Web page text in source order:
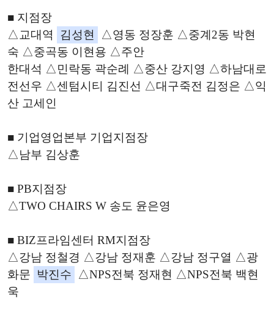
■ 지점장
△교대역
김성현
△영동 정장훈 △중계2동 박현
숙 △중곡동 이현용 △주안
한대석 △민락동 곽순례 △중산 강지영 △하남대로
전선우 △센텀시티 김진선 △대구죽전 김정은 △익
산 고세인
■ 기업영업본부 기업지점장
△남부 김상훈
■ PB지점장
△TWO CHAIRS W 송도 윤은영
■ BIZ프라임센터 RM지점장
△강남 정철경 △강남 정재훈 △강남 정구열 △광
화문
박진수
△NPS전북 정재현 △NPS전북 백현
욱